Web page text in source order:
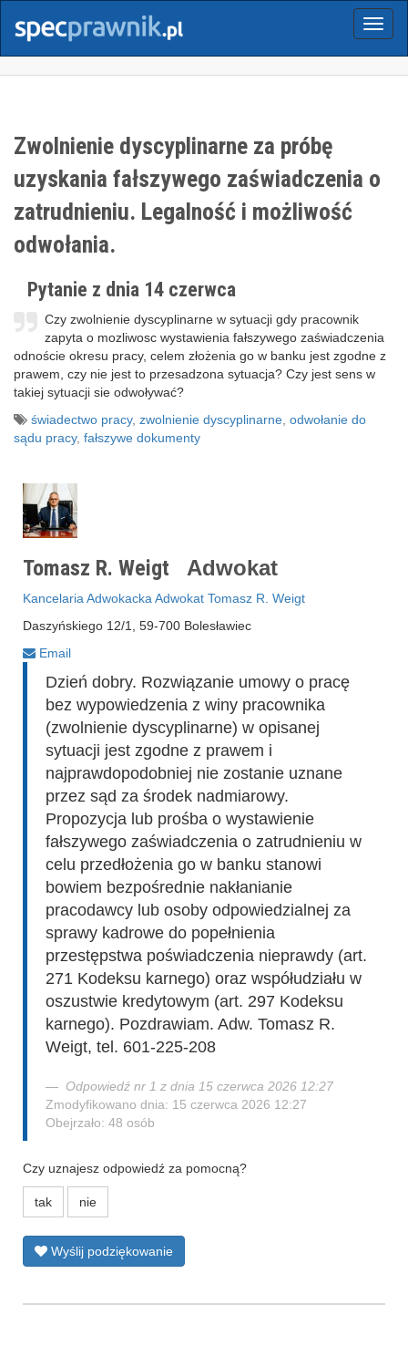
Menu
Zwolnienie dyscyplinarne za próbę
uzyskania fałszywego zaświadczenia o
zatrudnieniu. Legalność i możliwość
odwołania.
Pytanie z dnia 14 czerwca
Czy zwolnienie dyscyplinarne w sytuacji gdy pracownik
zapyta o mozliwosc wystawienia fałszywego zaświadczenia
odnoście okresu pracy, celem złożenia go w banku jest zgodne z
prawem, czy nie jest to przesadzona sytuacja? Czy jest sens w
takiej sytuacji sie odwoływać?
świadectwo pracy, zwolnienie dyscyplinarne odwołanie do
sądu pracy, fałszywe dokumenty
Tomasz R. Weigt Adwokat
Kancelaria Adwokacka Adwokat Tomasz R. Weigt
Daszyńskiego 12/1, 59-700 Bolesławiec
Email
Dzień dobry. Rozwiązanie umowy o pracę
bez wypowiedzenia z winy pracownika
(zwolnienie dyscyplinarne) w opisanej
sytuacji jest zgodne z prawem i
najprawdopodobniej nie zostanie uznane
przez sąd za środek nadmiarowy.
Propozycja lub prośba o wystawienie
fałszywego zaświadczenia o zatrudnieniu w
celu przedłożenia go w banku stanowi
bowiem bezpośrednie nakłanianie
pracodawcy lub osoby odpowiedzialnej za
sprawy kadrowe do popełnienia
przestępstwa poświadczenia nieprawdy (art.
271 Kodeksu karnego) oraz współudziału w
oszustwie kredytowym (art. 297 Kodeksu
karnego). Pozdrawiam. Adw. Tomasz R.
Weigt, tel. 601-225-208
Odpowiedź nr 1 z dnia 15 czerwca 2026 12:27
Zmodyfikowano dnia: 15 czerwca 2026 12:27
Obejrzało: 48 osób
Czy uznajesz odpowiedź za pomocną?
tak nie
Wyślij podziękowanie